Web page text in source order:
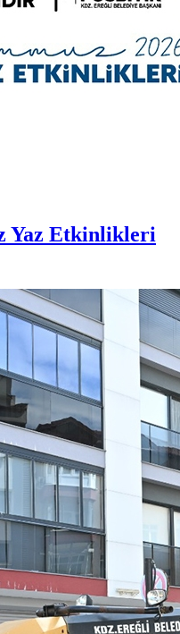
Yaz Etkinlikleri